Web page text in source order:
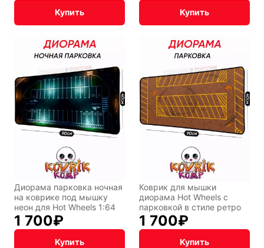
Купить Купить
Диорама парковка ночная
на коврике под мышку
неон для Hot Wheels 1:64
1 700₽
Купить
Коврик для мышки
диорама Hot Wheels с
парковкой в стиле ретро
1 700₽
Купить